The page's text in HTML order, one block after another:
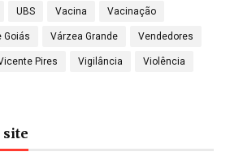
UBS Vacina Vacinação
Goiás Várzea Grande Vendedores
Pires Vigilância Violência
site